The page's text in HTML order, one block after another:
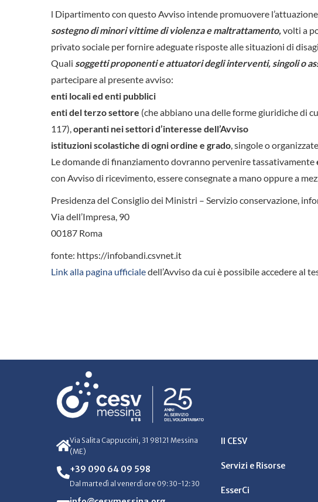
l Dipartimento con questo Avviso intende promuovere
sostegno di minori vittime di violenza e maltrattamento,volti a
privato sociale per fornire adeguate risposte alle situazioni di
Quali soggetti proponenti e attuatori degli interventi, singoli o
partecipare al presente avviso:
enti locali ed enti pubblici
enti del terzo settore (che abbiano una delle forme giuridiche di
117),operanti nei settori d’interesse dell’Avviso
istituzioni scolastiche di ogni ordine e grado, singole o
Le domande di finanziamento dovranno pervenire tassativamente
con Avviso di ricevimento, essere consegnate a mano oppure a
Presidenza del Consiglio dei Ministri – Servizio conservazione,
Via dell’Impresa, 90
00187 Roma
fonte: https://infobandi.csvnet.it
Link alla pagina ufficialedell’Avviso da cui è possibile accedere al
Via Salita Cappuccini, 31 98121 Messina
(ME)
+39 090 64 09 598
Dal martedì al venerdì ore 09:30-12:30
Il CESV
Servizi e Risorse
EsserCi